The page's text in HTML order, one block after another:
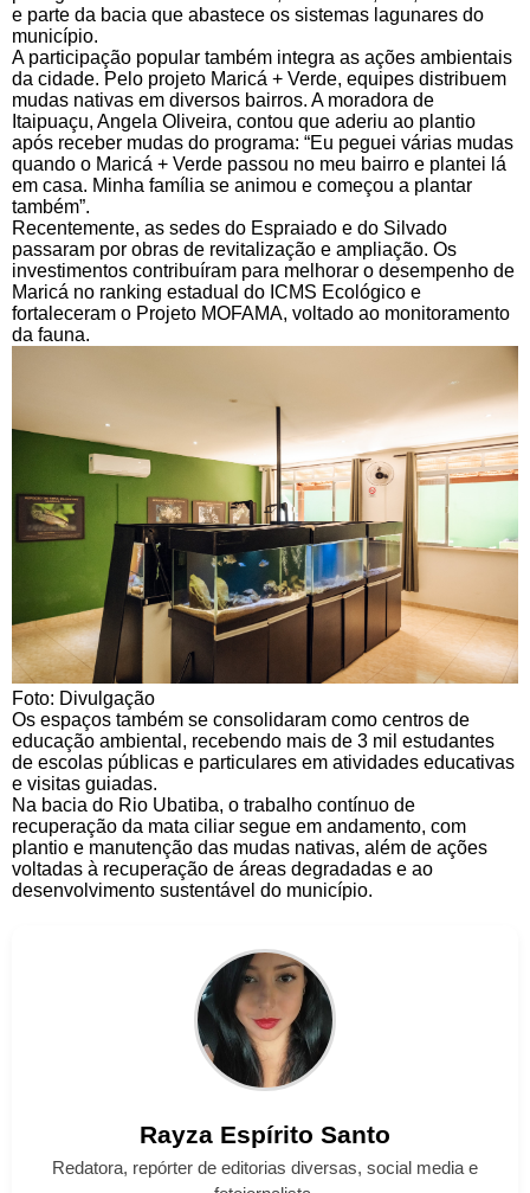
e parte da bacia que abastece os sistemas lagunares do
município.
A participação popular também integra as ações ambientais
da cidade. Pelo projeto Maricá + Verde, equipes distribuem
mudas nativas em diversos bairros. A moradora de
Itaipuaçu, Angela Oliveira, contou que aderiu ao plantio
após receber mudas do programa: “Eu peguei várias mudas
quando o Maricá + Verde passou no meu bairro e plantei lá
em casa. Minha família se animou e começou a plantar
também”.
Recentemente, as sedes do Espraiado e do Silvado
passaram por obras de revitalização e ampliação. Os
investimentos contribuíram para melhorar o desempenho de
Maricá no ranking estadual do ICMS Ecológico e
fortaleceram o Projeto MOFAMA, voltado ao monitoramento
da fauna.
Foto: Divulgação
Os espaços também se consolidaram como centros de
educação ambiental, recebendo mais de 3 mil estudantes
de escolas públicas e particulares em atividades educativas
e visitas guiadas.
Na bacia do Rio Ubatiba, o trabalho contínuo de
recuperação da mata ciliar segue em andamento, com
plantio e manutenção das mudas nativas, além de ações
voltadas à recuperação de áreas degradadas e ao
desenvolvimento sustentável do município.
Rayza Espírito Santo
Redatora, repórter de editorias diversas, social media e